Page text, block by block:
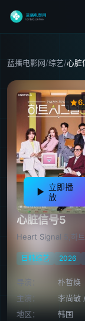
蓝播电影网/综艺/心脏
立即播
放
心脏信号5
Heart Signal 5,하트
日韩综艺 2026
导演：
朴哲焕
主演：
李尚敏
地区：
韩国